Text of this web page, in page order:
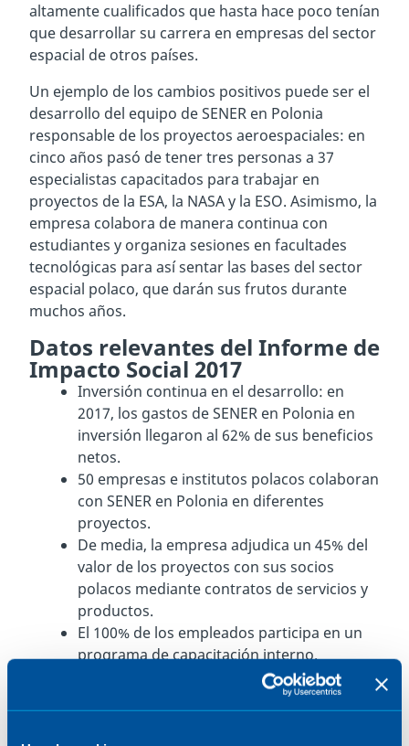
altamente cualificados que hasta hace poco tenían
que desarrollar su carrera en empresas del sector
espacial de otros países.
Un ejemplo de los cambios positivos puede ser el
desarrollo del equipo de SENER en Polonia
responsable de los proyectos aeroespaciales: en
cinco años pasó de tener tres personas a 37
especialistas capacitados para trabajar en
proyectos de la ESA, la NASA y la ESO. Asimismo, la
empresa colabora de manera continua con
estudiantes y organiza sesiones en facultades
tecnológicas para así sentar las bases del sector
espacial polaco, que darán sus frutos durante
muchos años.
Datos relevantes del Informe de
Impacto Social 2017
Inversión continua en el desarrollo: en
2017, los gastos de SENER en Polonia en
inversión llegaron al 62% de sus beneficios
netos.
50 empresas e institutos polacos colaboran
con SENER en Polonia en diferentes
proyectos.
De media, la empresa adjudica un 45% del
valor de los proyectos con sus socios
polacos mediante contratos de servicios y
productos.
El 100% de los empleados participa en un
programa de capacitación interno.
El 20% de los empleados de la sección
aeroespacial estudian becados por la